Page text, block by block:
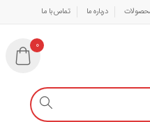
درباره ما تماس با ما
0